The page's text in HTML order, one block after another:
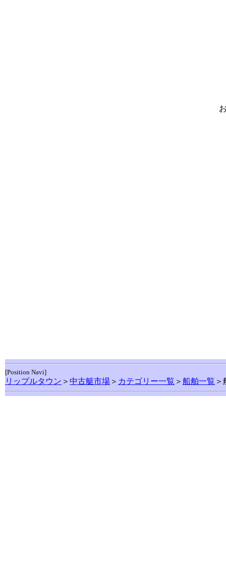
[Position Navi]
リップルタウン ＞ 中古艇市場 ＞ カテゴリー一覧 ＞ 船舶一覧 ＞